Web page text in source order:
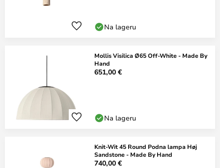
Na lageru
Mollis Visilica Ø65 Off-White - Made By
Hand
651,00 €
Na lageru
Knit-Wit 45 Round Podna lampa Høj
Sandstone - Made By Hand
740,00 €